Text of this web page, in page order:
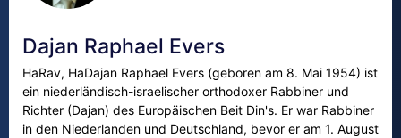
Dajan Raphael Evers
HaRav, HaDajan Raphael Evers (geboren am 8. Mai 1954) ist
ein niederländisch-israelischer orthodoxer Rabbiner und
Richter (Dajan) des Europäischen Beit Din's. Er war Rabbiner
in den Niederlanden und Deutschland, bevor er am 1. August